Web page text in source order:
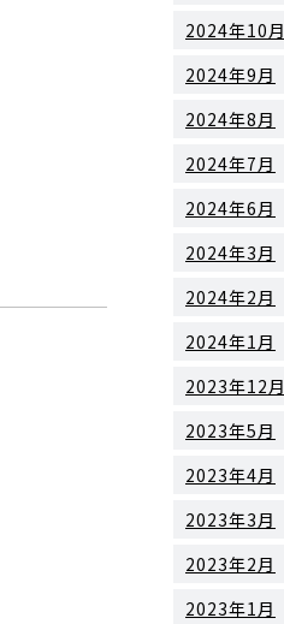
2024年10月
2024年9月
2024年8月
2024年7月
2024年6月
2024年3月
2024年2月
2024年1月
2023年12月
2023年5月
2023年4月
2023年3月
2023年2月
2023年1月